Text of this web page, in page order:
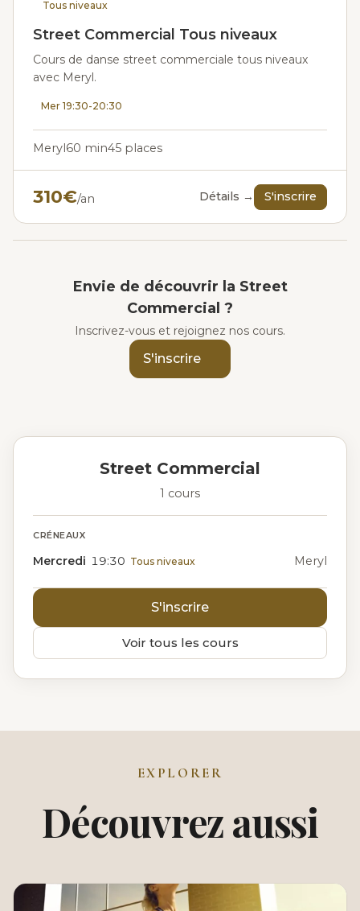
Tous niveaux
Street Commercial Tous niveaux
Cours de danse street commerciale tous niveaux
avec Meryl.
Mer 19:30-20:30
Meryl60 min45 places
310€/an Détails → S'inscrire
Envie de découvrir la Street
Commercial ?
Inscrivez-vous et rejoignez nos cours.
S'inscrire
Street Commercial
1 cours
CRÉNEAUX
Mercredi 19:30 Tous niveaux Meryl
S'inscrire
Voir tous les cours
EXPLORER
Découvrez aussi